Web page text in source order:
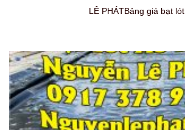
LÊ PHÁTBảng giá bạt lót